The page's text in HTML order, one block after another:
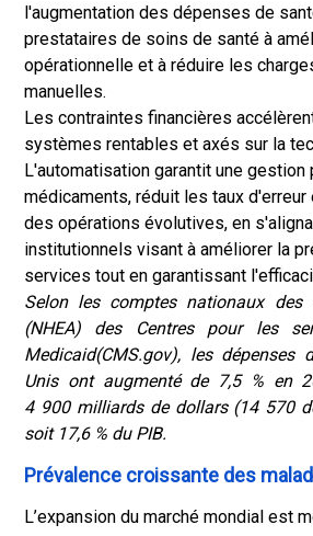
l'augmentation des dépenses de
prestataires de soins de santé à
opérationnelle et à réduire les
manuelles.
Les contraintes financières
systèmes rentables et axés sur la
L'automatisation garantit une gestion
médicaments, réduit les taux d'erreur
des opérations évolutives, en
institutionnels visant à améliorer la
services tout en garantissant
Selon les comptes nationaux des
(NHEA) des Centres pour les
Medicaid(CMS.gov), les dépenses
Unis ont augmenté de 7,5 % en
4 900 milliards de dollars (14 570
soit 17,6 % du PIB.
Prévalence croissante des
L’expansion du marché mondial est